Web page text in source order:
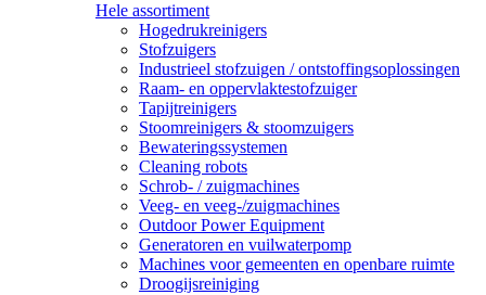
Hele assortiment
Hogedrukreinigers
Stofzuigers
Industrieel stofzuigen / ontstoffingsoplossingen
Raam- en oppervlaktestofzuiger
Tapijtreinigers
Stoomreinigers & stoomzuigers
Bewateringssystemen
Cleaning robots
Schrob- / zuigmachines
Veeg- en veeg-/zuigmachines
Outdoor Power Equipment
Generatoren en vuilwaterpomp
Machines voor gemeenten en openbare ruimte
Droogijsreiniging